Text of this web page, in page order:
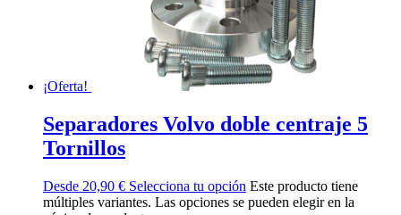
¡Oferta!
Separadores Volvo doble centraje 5
Tornillos
Desde 20,90 € Selecciona tu opción Este producto tiene
múltiples variantes. Las opciones se pueden elegir en la